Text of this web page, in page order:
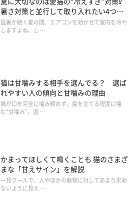
暑さ対策と並行して取り入れたい4つの
工夫
猛暑が続く夏の間、エアコンを効かせて室内を冷や
しますよね。し …
猫は甘噛みする相手を選んでる？ 選ば
れやすい人の傾向と甘噛みの理由
猫が口を完全に噛み締めず、歯を立てる程度に噛
む“甘噛み”。遊 …
かまってほしくて鳴くことも 猫のさまざ
まな「甘えサイン」を解説
一見クールで、人やほかの動物に対してあまり求め
ないように見え …